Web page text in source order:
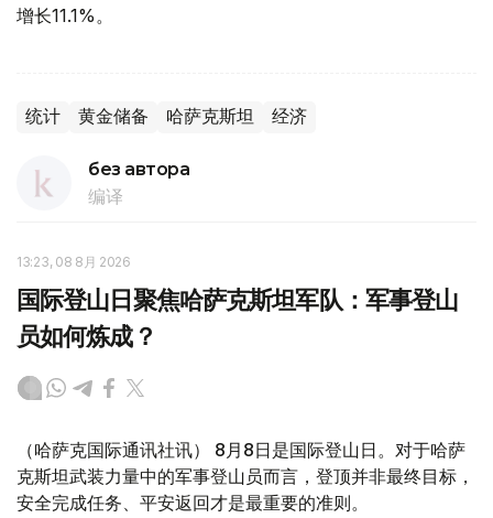
增长11.1%。
统计 黄金储备 哈萨克斯坦 经济
без автора
编译
13:23, 08 8月 2026
国际登山日聚焦哈萨克斯坦军队：军事登山
员如何炼成？
（哈萨克国际通讯社讯） 8月8日是国际登山日。对于哈萨
克斯坦武装力量中的军事登山员而言，登顶并非最终目标，
安全完成任务、平安返回才是最重要的准则。